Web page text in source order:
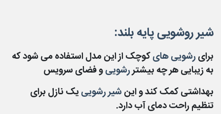
شیر روشویی پایه بلند:
برایرشویی هایکوچک از این مدل استفاده می شود که
به زیبایی هر چه بیشتررشوییو فضای سرویس
بهداشتی کمک کند و اینشیر رشویییک نازل برای
تنظیم راحت دمای آب دارد.